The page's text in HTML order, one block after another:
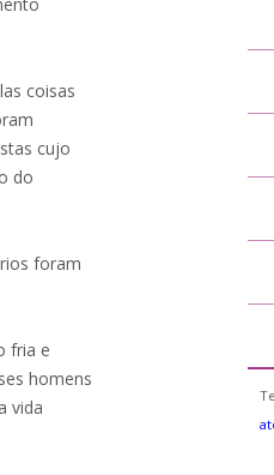
coisas
cujo
do
foram
fria e
homens
vida